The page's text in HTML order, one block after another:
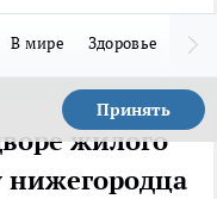
В мире Здоровье
Принять
жилого
нижегородца